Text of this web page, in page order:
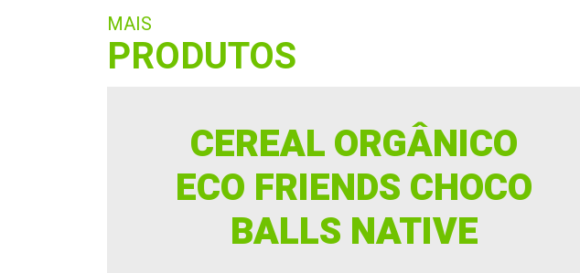
MAIS
PRODUTOS
CEREAL ORGÂNICO
ECO FRIENDS CHOCO
BALLS NATIVE